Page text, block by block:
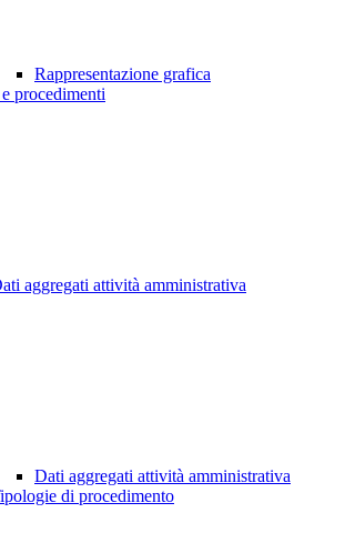
Rappresentazione grafica
procedimenti
aggregati attività amministrativa
Dati aggregati attività amministrativa
di procedimento